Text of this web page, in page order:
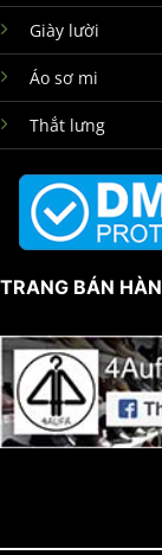
Giày lười
Áo sơ mi
Thắt lưng
TRANG BÁN